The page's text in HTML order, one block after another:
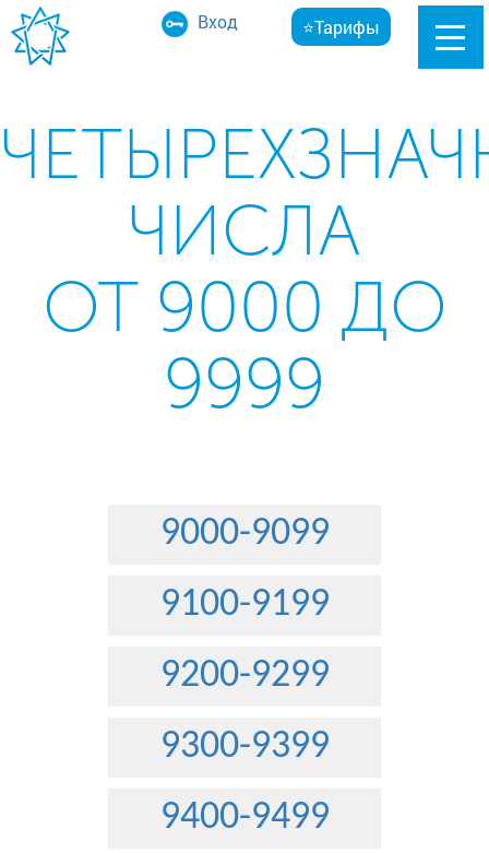
Вход ⭐Тарифы
ЧИСЛА
ОТ 9000 ДО
9999
9000-9099
9100-9199
9200-9299
9300-9399
9400-9499